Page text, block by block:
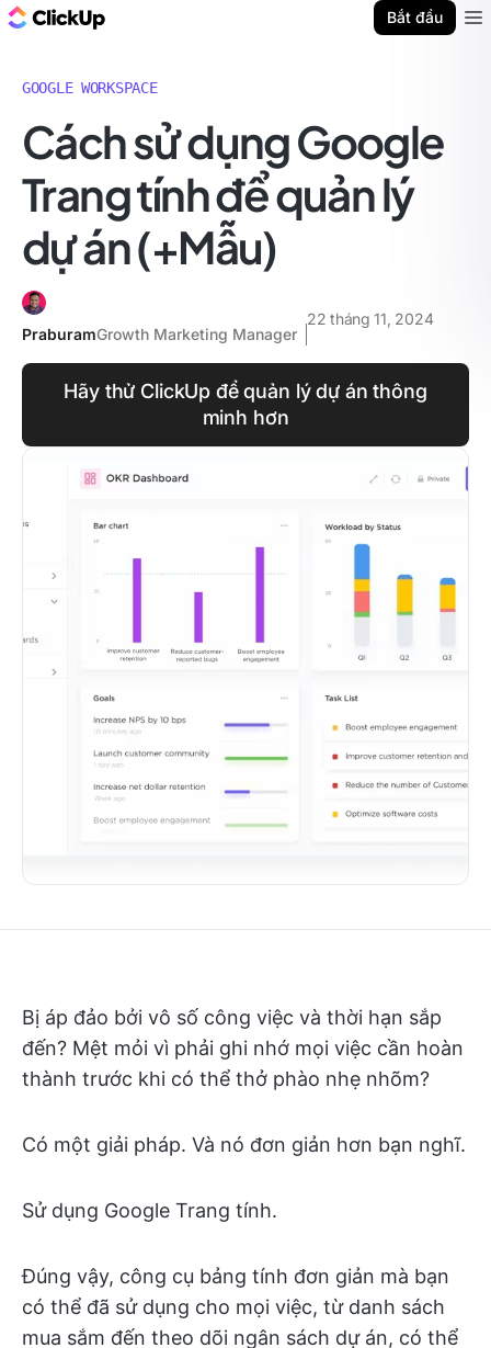
Bắt đầu
GOOGLE WORKSPACE
Cách sử dụng Google
Trang tính để quản lý
dự án (+Mẫu)
PraburamGrowth Marketing Manager
22 tháng 11, 2024
Hãy thử ClickUp để quản lý dự án thông
minh hơn
Bị áp đảo bởi vô số công việc và thời hạn sắp
đến? Mệt mỏi vì phải ghi nhớ mọi việc cần hoàn
thành trước khi có thể thở phào nhẹ nhõm?
Có một giải pháp. Và nó đơn giản hơn bạn nghĩ.
Sử dụng Google Trang tính.
Đúng vậy, công cụ bảng tính đơn giản mà bạn
có thể đã sử dụng cho mọi việc, từ danh sách
mua sắm đến theo dõi ngân sách dự án, có thể